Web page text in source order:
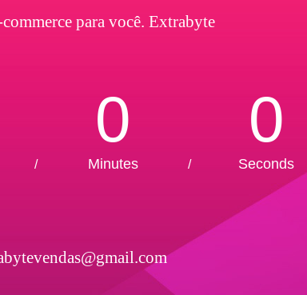
para você. Extrabyte
/
0
Minutes /
0
Seconds